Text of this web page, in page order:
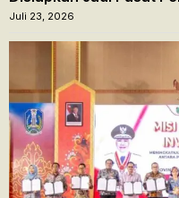
Juli 23, 2026